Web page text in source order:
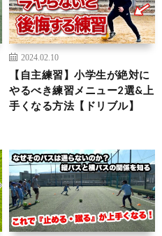
2024.02.10
【自主練習】小学生が絶対に
やるべき練習メニュー2選&上
手くなる方法【ドリブル】